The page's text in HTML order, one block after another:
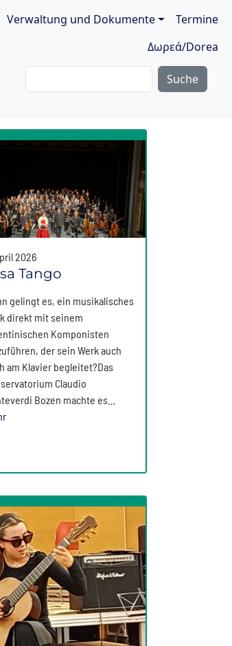
Verwaltung und Dokumente
Termine
Δωρεά/Dorea
2026
Tango
gelingt es, ein musikalisches
direkt mit seinem
Komponisten
der sein Werk auch
am Klavier begleitet?Das
Claudio
Bozen machte es…